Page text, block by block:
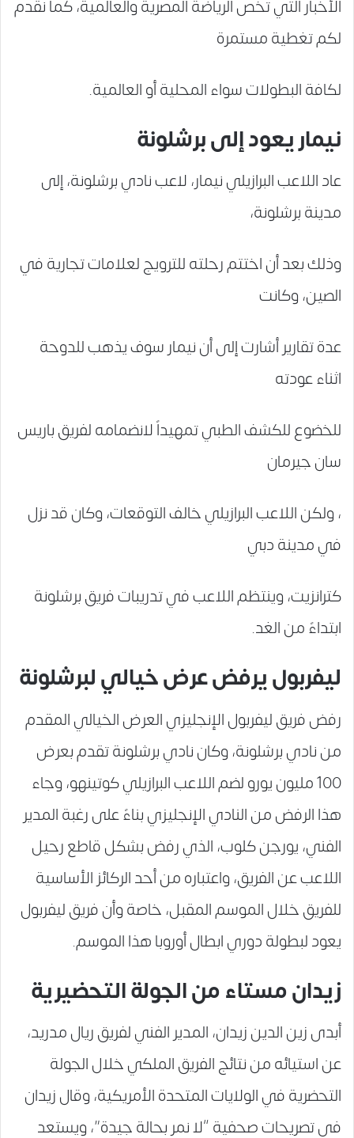
الأخبار التي تخص الرياضة المصرية والعالمية، كما نقدم
لكم تغطية مستمرة
لكافة البطولات سواء المحلية أو العالمية.
نيمار يعود إلى برشلونة
عاد اللاعب البرازيلي نيمار، لاعب نادي برشلونة، إلى
مدينة برشلونة،
وذلك بعد أن اختتم رحلته للترويج لعلامات تجارية في
الصين، وكانت
عدة تقارير أشارت إلى أن نيمار سوف يذهب للدوحة
اثناء عودته
للخضوع للكشف الطبي تمهيداً لانضمامه لفريق باريس
سان جيرمان
، ولكن اللاعب البرازيلي خالف التوقعات، وكان قد نزل
في مدينة دبي
كترانزيت، وينتظم اللاعب في تدريبات فريق برشلونة
ابتداءً من الغد.
ليفربول يرفض عرض خيالي لبرشلونة
رفض فريق ليفربول الإنجليزي العرض الخيالي المقدم
من نادي برشلونة، وكان نادي برشلونة تقدم بعرض
100 مليون يورو لضم اللاعب البرازيلي كوتينهو، وجاء
هذا الرفض من النادي الإنجليزي بناءً على رغبة المدير
الفني، يورجن كلوب، الذي رفض بشكل قاطع رحيل
اللاعب عن الفريق، واعتباره من أحد الركائز الأساسية
للفريق خلال الموسم المقبل، خاصة وأن فريق ليفربول
يعود لبطولة دوري ابطال أوروبا هذا الموسم.
زيدان مستاء من الجولة التحضيرية
أبدى زين الدين زيدان، المدير الفني لفريق ريال مدريد،
عن استيائه من نتائج الفريق الملكي خلال الجولة
التحضرية في الولايات المتحدة الأمريكية، وقال زيدان
في تصريحات صحفية “لا نمر بحالة جيدة”، ويستعد